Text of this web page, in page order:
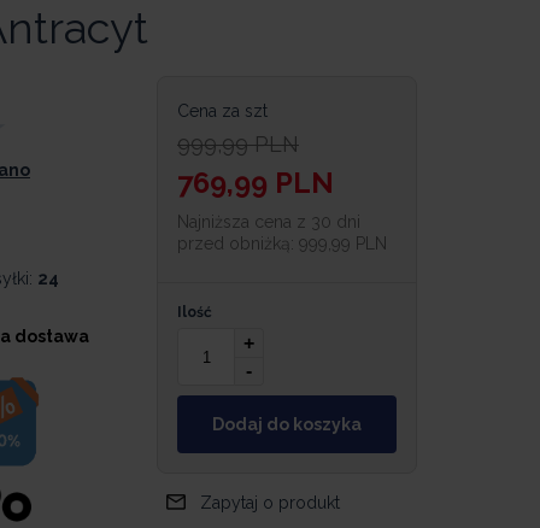
24
dostawa
Cena za szt
999,99 PLN
769,99 PLN
Najniższa cena z 30 dni
przed obniżką: 999,99 PLN
Ilość
+
-
Dodaj do koszyka
Zapytaj o produkt